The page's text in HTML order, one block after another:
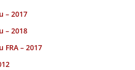
– 2017
– 2018
FRA – 2017